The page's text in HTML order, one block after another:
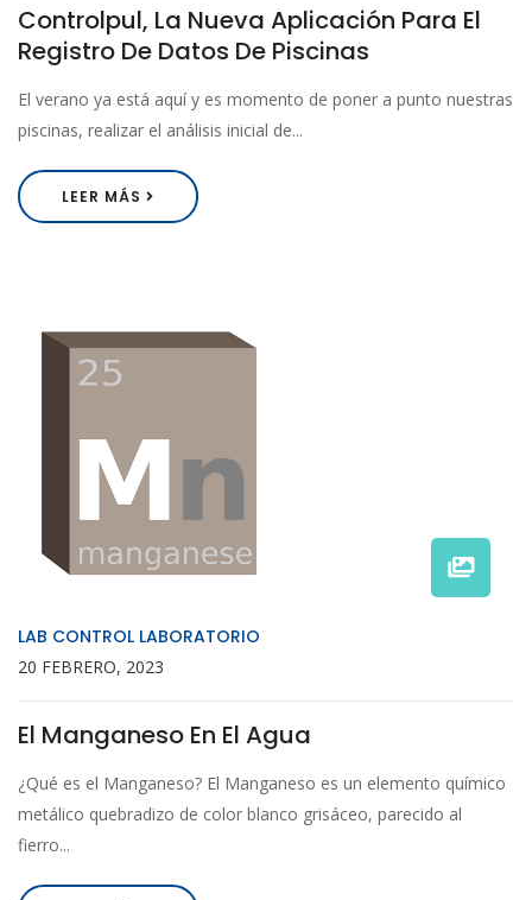
Controlpul, La Nueva Aplicación Para El
Registro De Datos De Piscinas
El verano ya está aquí y es momento de poner a punto nuestras
piscinas, realizar el análisis inicial de...
LEER MÁS
LAB CONTROL LABORATORIO
20 FEBRERO, 2023
El Manganeso En El Agua
¿Qué es el Manganeso? El Manganeso es un elemento químico
metálico quebradizo de color blanco grisáceo, parecido al
fierro...